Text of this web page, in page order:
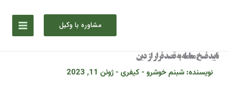
مشاوره با وکیل
تایید فسخ معامله به قصد فرار از دین
نویسنده: شبنم خوشرو -کیفری -ژوئن 11, 2023